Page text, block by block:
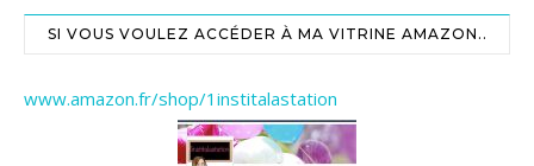
SI VOUS VOULEZ ACCÉDER À MA VITRINE AMAZON..
www.amazon.fr/shop/1institalastation